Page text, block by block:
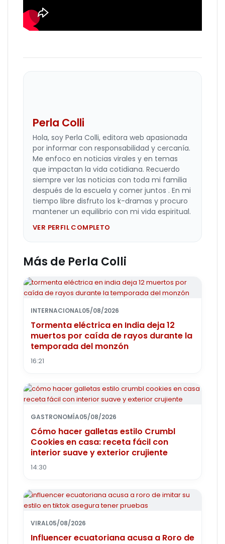
Perla Colli
Hola, soy Perla Colli, editora web apasionada
por informar con responsabilidad y cercanía.
Me enfoco en noticias virales y en temas
que impactan la vida cotidiana. Recuerdo
siempre ver las noticias con toda mi familia
después de la escuela y comer juntos . En mi
tiempo libre disfruto los k-dramas y procuro
mantener un equilibrio con mi vida espiritual.
VER PERFIL COMPLETO
Más de Perla Colli
INTERNACIONAL05/08/2026
Tormenta eléctrica en India deja 12
muertos por caída de rayos durante la
temporada del monzón
16:21
GASTRONOMÍA05/08/2026
Cómo hacer galletas estilo Crumbl
Cookies en casa: receta fácil con
interior suave y exterior crujiente
14:30
VIRAL05/08/2026
Influencer ecuatoriana acusa a Roro de